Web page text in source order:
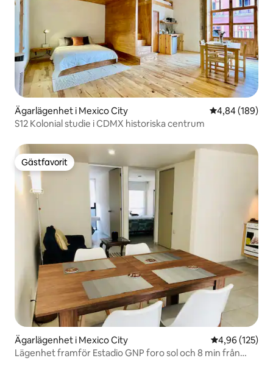
Ägarlägenhet i Mexico City 4,84 av 5 i
4,84 (189)
S12 Kolonial studie i CDMX historiska centrum
Gästfavorit
Gästfavorit
Ägarlägenhet i Mexico City 4,96 av 5 i
4,96 (125)
Lägenhet framför Estadio GNP foro sol och 8 min från